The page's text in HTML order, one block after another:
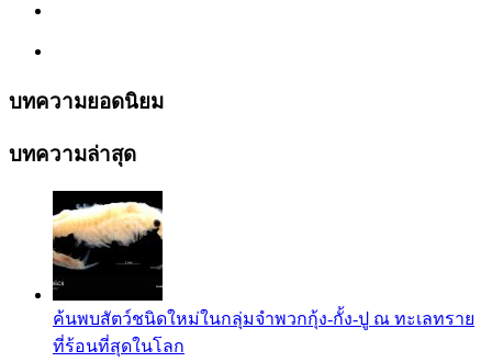
บทความยอดนิยม
บทความล่าสุด
ค้นพบสัตว์ชนิดใหม่ในกลุ่มจำพวกกุ้ง-กั้ง-ปู ณ ทะเลทราย
ที่ร้อนที่สุดในโลก